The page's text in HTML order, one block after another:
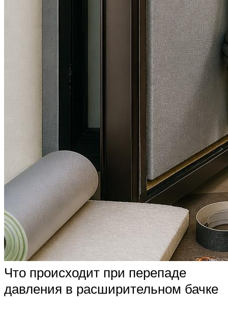
Что происходит при перепаде
давления в расширительном бачке